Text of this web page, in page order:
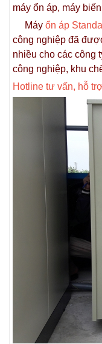
máy ổn áp, máy
Máy ổn áp
công nghiệp đã
nhiều cho các công
công nghiệp, khu
Hotline tư vấn, hỗ